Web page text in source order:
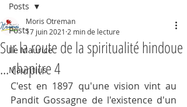
Posts
Ile Maurice
Mauritius
Posts
Sur la route de la spiritualité hindoue
... chapitre 4
Moris Otreman
17 juin 2021 2 min de lecture
C'est en 1897 qu'une vision vint au
Pandit Gossagne de l'existence d'un